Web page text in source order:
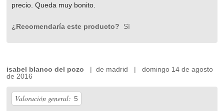
precio. Queda muy bonito.
¿Recomendaría este producto? Sí
isabel blanco del pozo | de madrid | domingo 14 de agosto
de 2016
Valoración general: 5